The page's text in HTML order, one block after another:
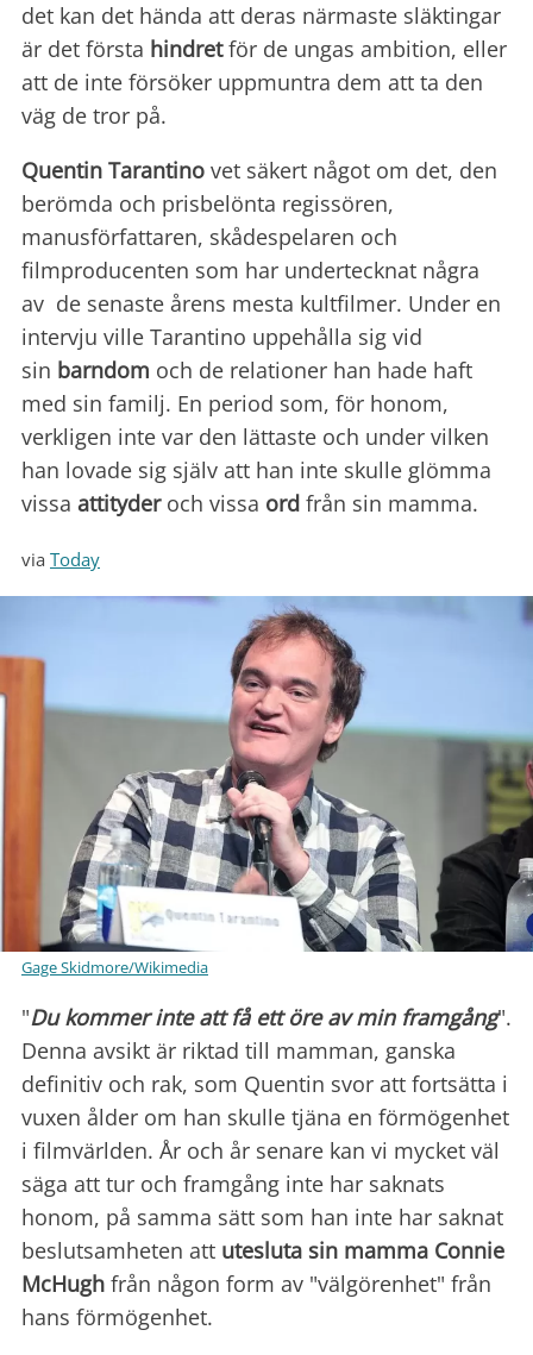
det kan det hända att deras närmaste släktingar
är det första hindretför de ungas ambition, eller
att de inte försöker uppmuntra dem att ta den
väg de tror på.
Quentin Tarantino vet säkert något om det, den
berömda och prisbelönta regissören,
manusförfattaren, skådespelaren och
filmproducenten som har undertecknat några
av de senaste årens mesta kultfilmer. Under en
intervju ville Tarantino uppehålla sig vid
sin barndom och de relationer han hade haft
med sin familj. En period som, för honom,
verkligen inte var den lättaste och under vilken
han lovade sig själv att han inte skulle glömma
vissa attityderoch vissa ord från sin mamma.
via Today
Gage Skidmore/Wikimedia
"Du kommer inte att få ett öre av min framgång".
Denna avsikt är riktad till mamman, ganska
definitiv och rak, som Quentin svor att fortsätta i
vuxen ålder om han skulle tjäna en förmögenhet
i filmvärlden. År och år senare kan vi mycket väl
säga att tur och framgång inte har saknats
honom, på samma sätt som han inte har saknat
beslutsamheten att utesluta sin mamma Connie
McHugh från någon form av "välgörenhet" från
hans förmögenhet.